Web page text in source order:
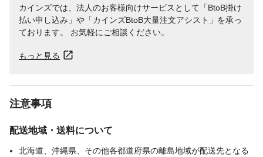
カインズでは、法人のお客様向けサービスとして「BtoB掛け
払い申し込み」や「カインズBtoB大量注文アシスト」を承っ
ております。 お気軽にご相談ください。
もっと見る
注意事項
配送地域・送料について
北海道、沖縄県、その他各都道府県の離島地域が配送先となる